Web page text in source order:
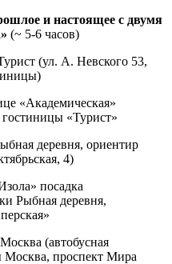
и настоящее с двумя
(~ 5-6 часов)
(ул. А. Невского 53,
«Академическая»
гостиницы «Турист»
деревня, ориентир
4)
посадка
Рыбная деревня,
(автобусная
Москва, проспект Мира